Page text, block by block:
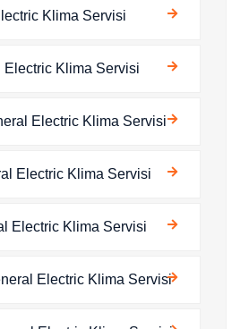
Klima Servisi
Klima Servisi
Electric Klima Servisi
Electric Klima Servisi
Electric Klima Servisi
Electric Klima Servisi